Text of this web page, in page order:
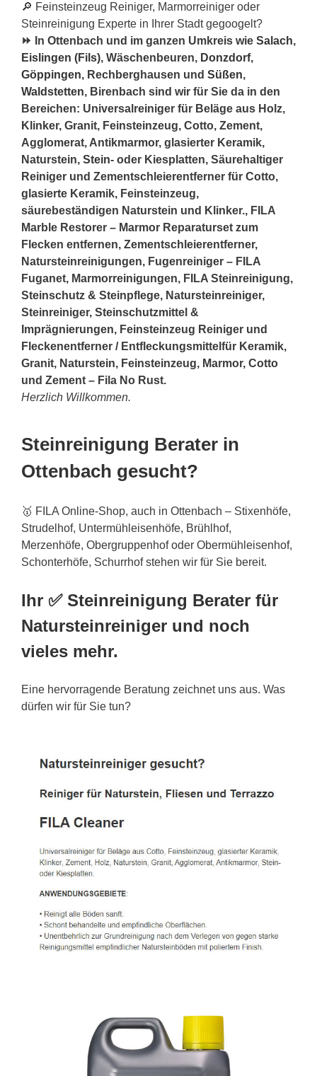
🔎 Feinsteinzeug Reiniger, Marmorreiniger oder
Steinreinigung Experte in Ihrer Stadt gegoogelt?
⏩ In Ottenbach und im ganzen Umkreis wie Salach,
Eislingen (Fils), Wäschenbeuren, Donzdorf,
Göppingen, Rechberghausen und Süßen,
Waldstetten, Birenbach sind wir für Sie da in den
Bereichen: Universalreiniger für Beläge aus Holz,
Klinker, Granit, Feinsteinzeug, Cotto, Zement,
Agglomerat, Antikmarmor, glasierter Keramik,
Naturstein, Stein- oder Kiesplatten, Säurehaltiger
Reiniger und Zementschleierentferner für Cotto,
glasierte Keramik, Feinsteinzeug,
säurebeständigen Naturstein und Klinker., FILA
Marble Restorer – Marmor Reparaturset zum
Flecken entfernen, Zementschleierentferner,
Natursteinreinigungen, Fugenreiniger – FILA
Fuganet, Marmorreinigungen, FILA Steinreinigung,
Steinschutz & Steinpflege, Natursteinreiniger,
Steinreiniger, Steinschutzmittel &
Imprägnierungen, Feinsteinzeug Reiniger und
Fleckenentferner / Entfleckungsmittelfür Keramik,
Granit, Naturstein, Feinsteinzeug, Marmor, Cotto
und Zement – Fila No Rust.
Herzlich Willkommen.
Steinreinigung Berater in
Ottenbach gesucht?
🥇 FILA Online-Shop, auch in Ottenbach – Stixenhöfe,
Strudelhof, Untermühleisenhöfe, Brühlhof,
Merzenhöfe, Obergruppenhof oder Obermühleisenhof,
Schonterhöfe, Schurrhof stehen wir für Sie bereit.
Ihr ✅ Steinreinigung Berater für
Natursteinreiniger und noch
vieles mehr.
Eine hervorragende Beratung zeichnet uns aus. Was
dürfen wir für Sie tun?